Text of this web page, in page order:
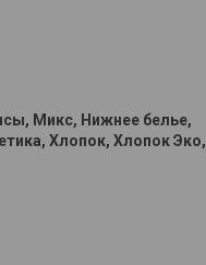
Микс, Нижнее белье,
Хлопок, Хлопок Эко,